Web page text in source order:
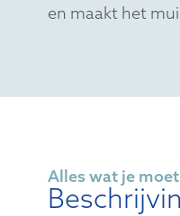
en maakt het
Alles wat je